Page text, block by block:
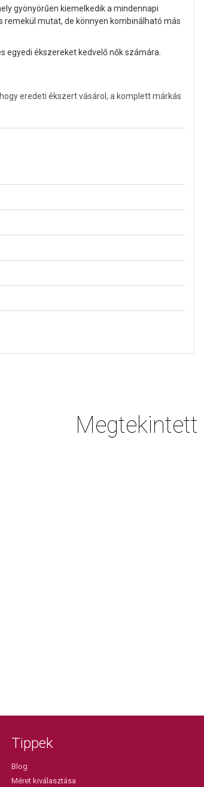
gyönyörűen kiemelkedik a mindennapi
remekül mutat, de könnyen kombinálható más
egyedi ékszereket kedvelő nők számára.
eredeti ékszert vásárol, a komplett márkás
Megtekintett
Tippek
Blog
Méret kiválasztása